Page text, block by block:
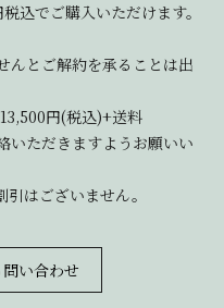
込でご購入いただけます。
んとご解約を承ることは出
円(税込)+送料
いただきますようお願いい
はございません。
い合わせ